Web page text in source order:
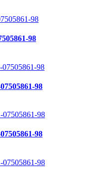
98
98
98